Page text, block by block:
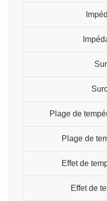
Plage de
Plage de
Effet de
Effet de